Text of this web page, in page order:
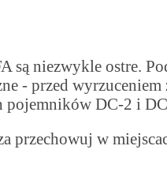
są niezwykle ostre.
- przed
pojemników DC-2 i
przechowuj w